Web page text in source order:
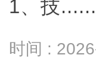
1、技......
时间 :